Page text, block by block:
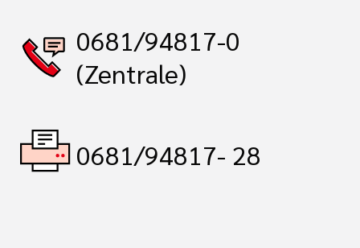
0681/94817-0
(Zentrale)
0681/94817- 28